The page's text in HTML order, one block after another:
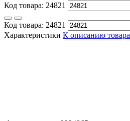
Код товара: 24821
Код товара: 24821
Характеристики К описанию товара